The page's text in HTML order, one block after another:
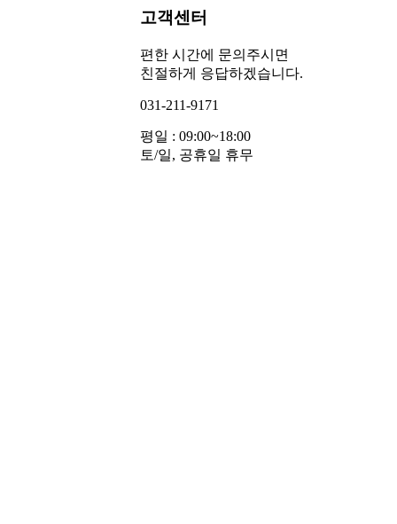
고객센터
편한 시간에 문의주시면
친절하게 응답하겠습니다.
031-211-9171
평일 : 09:00~18:00
토/일, 공휴일 휴무